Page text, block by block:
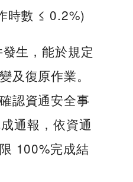
時數 ≤ 0.2%)
生，能於規定
及復原作業。
認資通安全事
通報，依資通
100%完成結